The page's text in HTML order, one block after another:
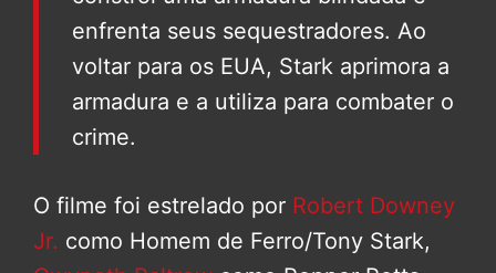
enfrenta seus sequestradores. Ao
voltar para os EUA, Stark aprimora a
armadura e a utiliza para combater o
crime.
O filme foi estrelado por Robert Downey
Jr. como Homem de Ferro/Tony Stark,